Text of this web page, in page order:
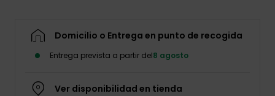
Domicilio o Entrega en punto de recogida
Entrega prevista a partir del8 agosto
Ver disponibilidad en tienda